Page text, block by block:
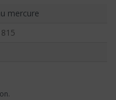
mercure